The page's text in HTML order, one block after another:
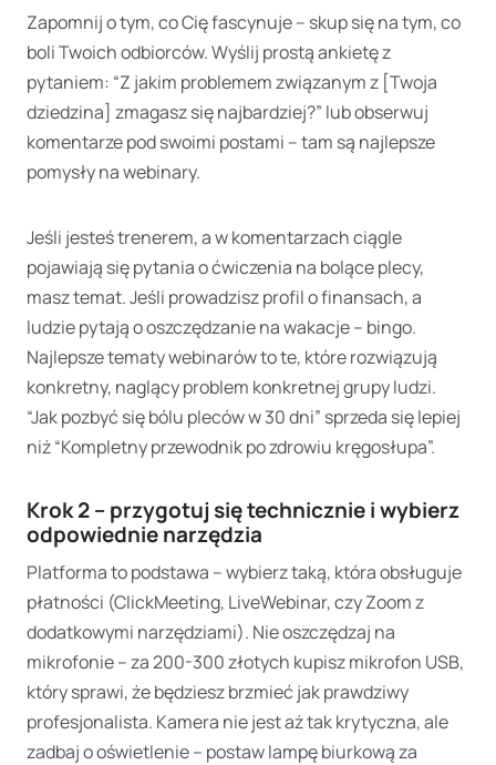
Zapomnij o tym, co Cię fascynuje – skup się na tym, co
boli Twoich odbiorców. Wyślij prostą ankietę z
pytaniem: “Z jakim problemem związanym z [Twoja
dziedzina] zmagasz się najbardziej?” lub obserwuj
komentarze pod swoimi postami – tam są najlepsze
pomysły na webinary.
Jeśli jesteś trenerem, a w komentarzach ciągle
pojawiają się pytania o ćwiczenia na bolące plecy,
masz temat. Jeśli prowadzisz profil o finansach, a
ludzie pytają o oszczędzanie na wakacje – bingo.
Najlepsze tematy webinarów to te, które rozwiązują
konkretny, naglący problem konkretnej grupy ludzi.
“Jak pozbyć się bólu pleców w 30 dni” sprzeda się lepiej
niż “Kompletny przewodnik po zdrowiu kręgosłupa”.
Krok 2 – przygotuj się technicznie i wybierz
odpowiednie narzędzia
Platforma to podstawa – wybierz taką, która obsługuje
płatności (ClickMeeting, LiveWebinar, czy Zoom z
dodatkowymi narzędziami). Nie oszczędzaj na
mikrofonie – za 200-300 złotych kupisz mikrofon USB,
który sprawi, że będziesz brzmieć jak prawdziwy
profesjonalista. Kamera nie jest aż tak krytyczna, ale
zadbaj o oświetlenie – postaw lampę biurkową za